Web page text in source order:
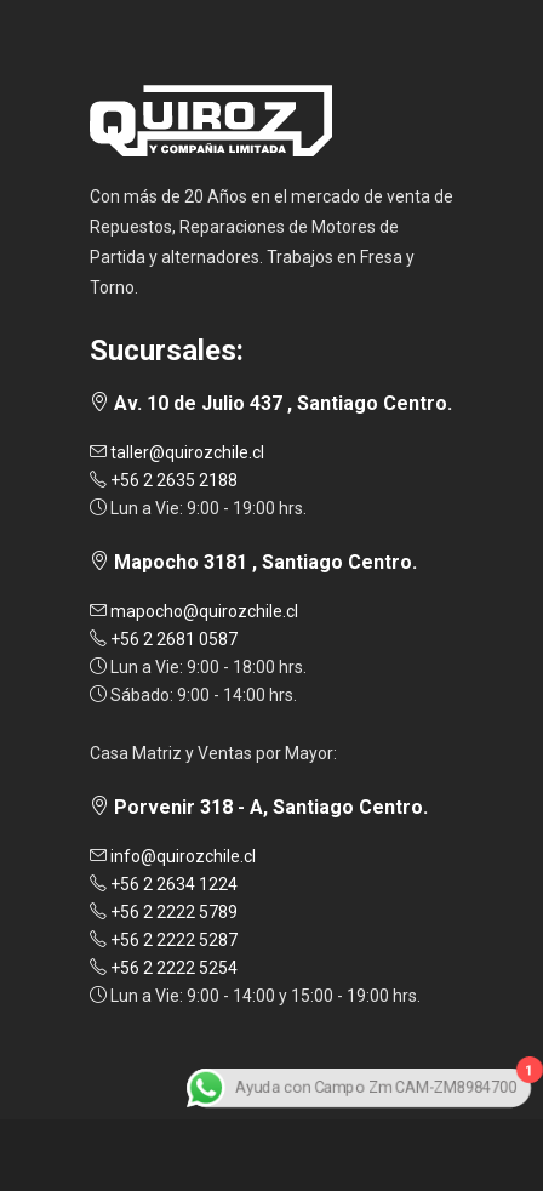
Con más de 20 Años en el mercado de venta de
Repuestos, Reparaciones de Motores de
Partida y alternadores. Trabajos en Fresa y
Torno.
Sucursales:
Av. 10 de Julio 437 , Santiago Centro.
taller@quirozchile.cl
+56 2 2635 2188
Lun a Vie: 9:00 - 19:00 hrs.
Mapocho 3181 , Santiago Centro.
mapocho@quirozchile.cl
+56 2 2681 0587
Lun a Vie: 9:00 - 18:00 hrs.
Sábado: 9:00 - 14:00 hrs.
Casa Matriz y Ventas por Mayor:
Porvenir 318 - A, Santiago Centro.
info@quirozchile.cl
+56 2 2634 1224
+56 2 2222 5789
+56 2 2222 5287
+56 2 2222 5254
Lun a Vie: 9:00 - 14:00 y 15:00 - 19:00 hrs.
1
Ayuda con Campo Zm CAM-ZM8984700